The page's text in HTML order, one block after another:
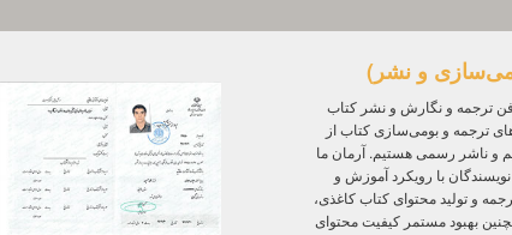
و نشر)
ترجمه و نگارش و نشر کتاب
ترجمه و بومی‌سازی کتاب از
و ناشر رسمی هستیم. آرمان ما
با رویکرد آموزش و
و تولید محتوای کتاب کاغذی،
بهبود مستمر کیفیت محتوای